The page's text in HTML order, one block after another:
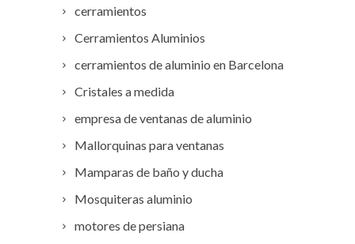
cerramientos
Cerramientos Aluminios
cerramientos de aluminio en Barcelona
Cristales a medida
empresa de ventanas de aluminio
Mallorquinas para ventanas
Mamparas de baño y ducha
Mosquiteras aluminio
motores de persiana